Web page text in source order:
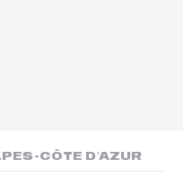
CÔTE D'AZUR